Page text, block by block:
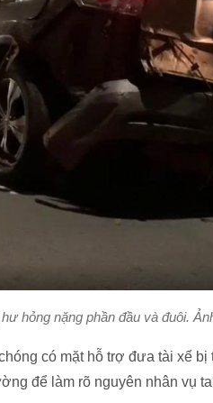
hỏng nặng phần đầu và đuôi.
có mặt hỗ trợ đưa tài xế
để làm rõ nguyên nhân vụ